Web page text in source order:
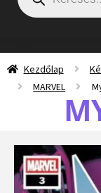
Kezdőlap
MARVEL